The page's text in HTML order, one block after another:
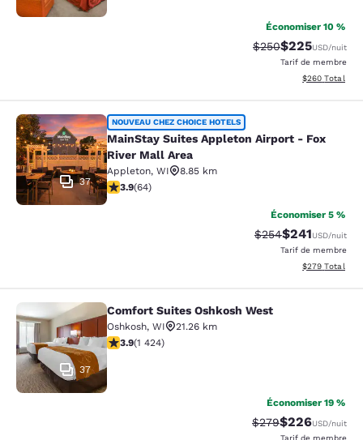
Économiser 10 %
Tarif barré :
$250Tarif réduit :
$225USD/nuit
Tarif de membre
Afficher les
$260 Total
MainStay Suites Appleton Airport -
37
NOUVEAU CHEZ CHOICE HOTELS
MainStay Suites Appleton Airport - Fox
River Mall Area
Appleton, WI
8.85 km
3.92 étoiles. Bien. 64 commentaires
3.9(64)
Économiser 5 %
Tarif barré :
$254Tarif réduit :
$241USD/nuit
Tarif de membre
Afficher les
$279 Total
Comfort Suites Oshkosh West
37
Comfort Suites Oshkosh West
Oshkosh, WI
21.26 km
3.87 étoiles. Bien. 1424 commentaires
3.9(1 424)
Économiser 19 %
Tarif barré :
$279Tarif réduit :
$226USD/nuit
Tarif de membre